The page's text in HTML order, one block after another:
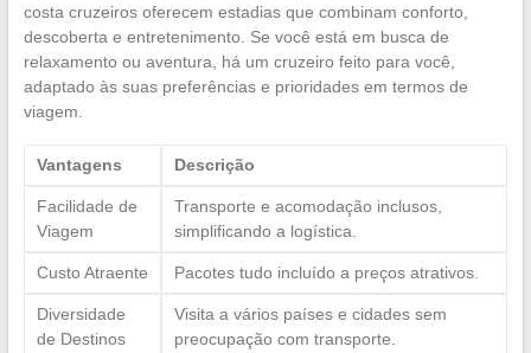
costa cruzeiros oferecem estadias que combinam conforto,
descoberta e entretenimento. Se você está em busca de
relaxamento ou aventura, há um cruzeiro feito para você,
adaptado às suas preferências e prioridades em termos de
viagem.
Vantagens Descrição
Facilidade de
Viagem
Transporte e acomodação inclusos,
simplificando a logística.
Custo Atraente Pacotes tudo incluído a preços atrativos.
Diversidade
de Destinos
Visita a vários países e cidades sem
preocupação com transporte.